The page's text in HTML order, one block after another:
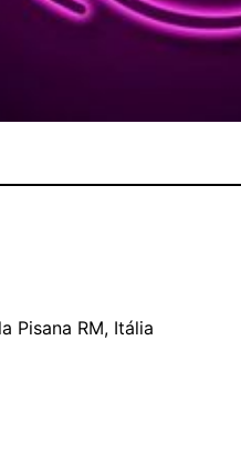
Pisana RM, Itália